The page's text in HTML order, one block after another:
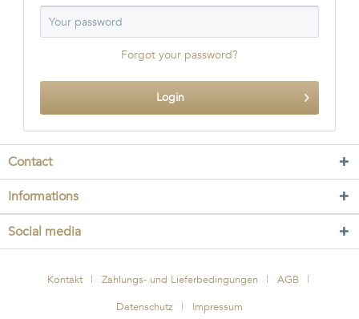
Forgot your password?
Login
Contact
Informations
Social media
Kontakt Zahlungs- und Lieferbedingungen
AGB
Datenschutz
Impressum